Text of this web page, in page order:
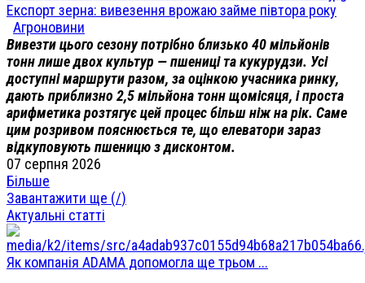
Експорт зерна: вивезення врожаю займе півтора року
Агроновини
Вивезти цього сезону потрібно близько 40 мільйонів
тонн лише двох культур — пшениці та кукурудзи. Усі
доступні маршрути разом, за оцінкою учасника ринку,
дають приблизно 2,5 мільйона тонн щомісяця, і проста
арифметика розтягує цей процес більш ніж на рік. Саме
цим розривом пояснюється те, що елеватори зараз
відкуповують пшеницю з дисконтом.
07 серпня 2026
Більше
Завантажити ще (/)
Актуальні статті
Як компанія ADAMA допомогла ще трьом ...